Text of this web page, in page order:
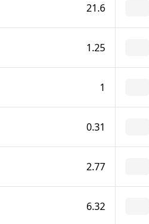
21.6
1.25
1
0.31
2.77
6.32